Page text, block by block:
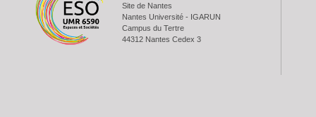
Site de Nantes
Nantes Université - IGARUN
Campus du Tertre
44312 Nantes Cedex 3